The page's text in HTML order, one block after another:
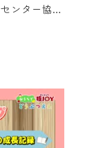
世界屈指のサル類動物園・日本モンキーセンター協力の親子で学べる動物番組。